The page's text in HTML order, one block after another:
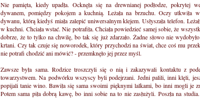
Nie pamięta, kiedy upadła. Ocknęła się na drewnianej podłodze, pokrytej
dywanem, pomiędzy pokojem a kuchnią. Leżała na brzuchu. Oczy utkwiła
dywanu, którą kiedyś miała zalepić uniwersalnym klejem. Usłyszała telefon.
w kuchni. Chciała wstać. Nie potrafiła. Chciała powiedzieć samej sobie, że
dobrze, że to tylko na chwilę, bo tak się już zdarzało. Żadne słowo nie
krtani. Czy tak czuje się noworodek, który przychodzi na świat, chce coś mu
nie potrafi chodzić ani mówić? - przemknęło jej przez myśl.
Zawsze była sama. Rodzice troszczyli się o nią i zakazywali kontaktu z
towarzystwem. Na podwórku wszyscy byli podejrzani. Jedni palili, inni klęli,
popijali tanie wino. Bawiła się sama swoimi pięknymi lalkami, bo inni mogli je
Potem sama piła dobrą kawę, bo inni sobie na to nie zasłużyli. Poszła na studia.